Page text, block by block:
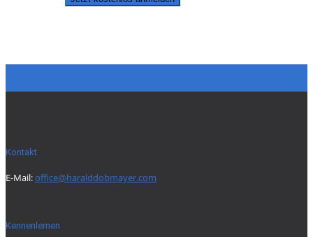
Kontakt
E-Mail:office@haralddobmayer.com
Kennenlernen